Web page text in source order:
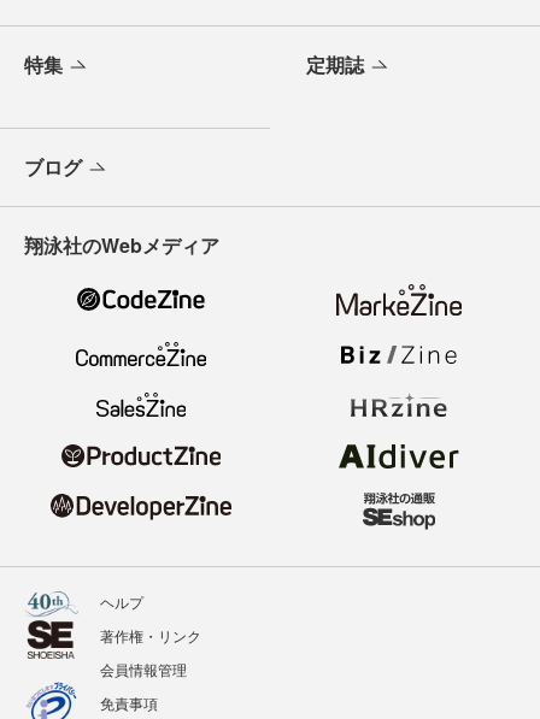
特集 定期誌
ブログ
翔泳社のWebメディア
ヘルプ
著作権・リンク
会員情報管理
免責事項